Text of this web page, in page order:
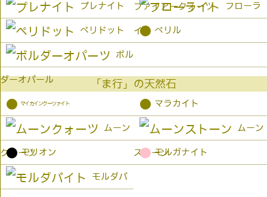
ファイアークォーツ
プレナイト フローラ
イト
ペリドット ● ベリル
ボル
ダーオパール 「ま行」の天然石
● マイカインクーツァイト ● マラカイト
ムーン
クォーツ
ムーン
ストーン
● モリオン ● モルガナイト
モルダバ